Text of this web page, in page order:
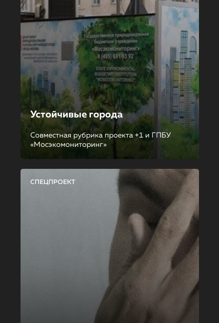
Устойчивые города
Совместная рубрика проекта +1 и ГПБУ
«Мосэкомониторинг»
СПЕЦПРОЕКТ